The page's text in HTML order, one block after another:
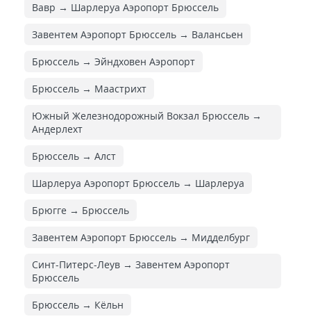
Вавр → Шарлеруа Аэропорт Брюссель
Завентем Аэропорт Брюссель → Валансьен
Брюссель → Эйндховен Аэропорт
Брюссель → Маастрихт
Южный Железнодорожный Вокзал Брюссель →
Андерлехт
Брюссель → Алст
Шарлеруа Аэропорт Брюссель → Шарлеруа
Брюгге → Брюссель
Завентем Аэропорт Брюссель → Мидделбург
Синт-Питерс-Леув → Завентем Аэропорт
Брюссель
Брюссель → Кёльн